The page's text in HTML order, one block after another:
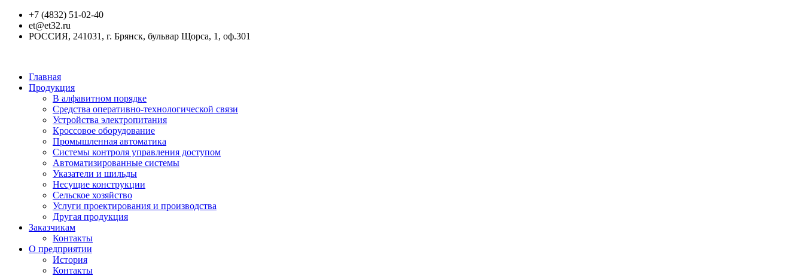
+7 (4832) 51-02-40
et@et32.ru
РОССИЯ, 241031, г. Брянск, бульвар Щорса, 1, оф.301
Главная
Продукция
В алфавитном порядке
Средства оперативно-технологической связи
Устройства электропитания
Кроссовое оборудование
Промышленная автоматика
Системы контроля управления доступом
Автоматизированные системы
Указатели и шильды
Несущие конструкции
Сельское хозяйство
Услуги проектирования и производства
Другая продукция
Заказчикам
Контакты
О предприятии
История
Контакты